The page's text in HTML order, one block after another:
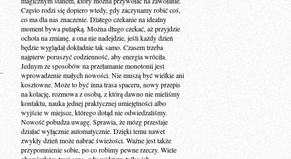
Często rodzi się dopiero wtedy, gdy zaczynamy robić coś,
co ma dla nas znaczenie. Dlatego czekanie na idealny
moment bywa pułapką. Można długo czekać, aż przyjdzie
ochota na zmianę, a ona nie nadejdzie, jeśli każdy dzień
będzie wyglądał dokładnie tak samo. Czasem trzeba
najpierw poruszyć codzienność, aby energia wróciła.
Jednym ze sposobów na przełamanie monotonii jest
wprowadzenie małych nowości. Nie muszą być wielkie ani
kosztowne. Może to być inna trasa spaceru, nowy przepis
na kolację, rozmowa z osobą, z którą dawno nie mieliśmy
kontaktu, nauka jednej praktycznej umiejętności albo
wyjście w miejsce, którego dotąd nie odwiedzaliśmy.
Nowość pobudza uwagę. Sprawia, że mózg przestaje
działać wyłącznie automatycznie. Dzięki temu nawet
zwykły dzień może nabrać świeżości. Ważne jest także
przypomnienie sobie, po co robimy pewne rzeczy. Wiele